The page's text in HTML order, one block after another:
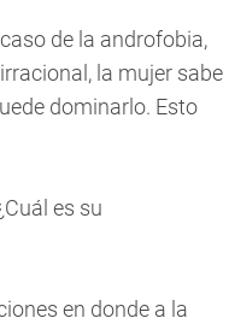
de la androfobia,
la mujer sabe
dominarlo. Esto
es su
en donde a la